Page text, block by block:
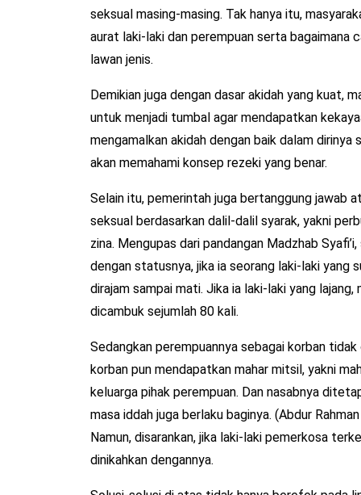
seksual masing-masing. Tak hanya itu,
aurat laki-laki dan perempuan serta bagaimana
lawan jenis.
Demikian juga dengan dasar akidah yang kuat,
untuk menjadi tumbal agar mendapatkan
mengamalkan akidah dengan baik dalam
akan memahami konsep rezeki yang benar.
Selain itu, pemerintah juga bertanggung jawab
seksual berdasarkan dalil-dalil syarak, yakni
zina. Mengupas dari pandangan Madzhab
dengan statusnya, jika ia seorang laki-laki yang
dirajam sampai mati. Jika ia laki-laki yang
dicambuk sejumlah 80 kali.
Sedangkan perempuannya sebagai korban
korban pun mendapatkan mahar mitsil, yakni
keluarga pihak perempuan. Dan nasabnya
masa iddah juga berlaku baginya. (Abdur
Namun, disarankan, jika laki-laki pemerkosa
dinikahkan dengannya.